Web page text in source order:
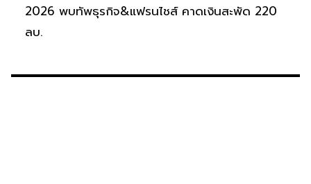
2026 พบทัพธุรกิจ&แฟรนไชส์ คาดเงินสะพัด 220
ลบ.